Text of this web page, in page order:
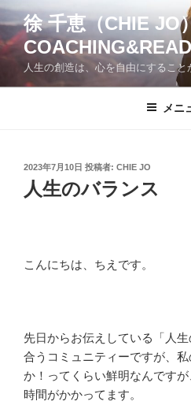
コ
ン
テ
ツ
徐 千恵（CHIE JO
人生の創造は、心を自由にすること
メニ
投
稿
日:
2023年7月10日 投稿者: CHIE JO
人生のバランス
こんにちは、ちえです。
先日からお伝えしている「人
合うコミュニティーですが、
か！ってくらい鮮明なんです
時間がかかってます。